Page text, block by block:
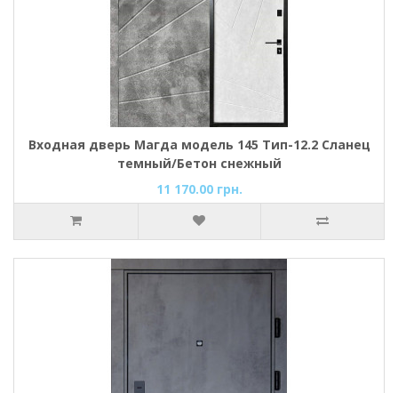
Входная дверь Магда модель 145 Тип-12.2 Сланец
темный/Бетон снежный
11 170.00 грн.